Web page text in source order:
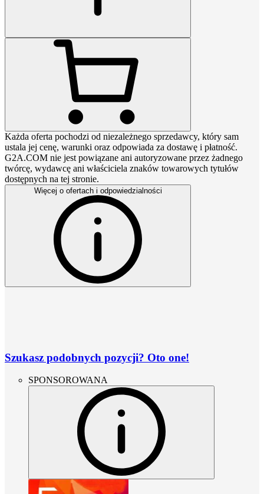
Każda oferta pochodzi od niezależnego sprzedawcy, który sam
ustala jej cenę, warunki oraz odpowiada za dostawę i płatność.
G2A.COM nie jest powiązane ani autoryzowane przez żadnego
twórcę, wydawcę ani właściciela znaków towarowych tytułów
dostępnych na tej stronie.
Więcej o ofertach i odpowiedzialności
Szukasz podobnych pozycji? Oto one!
SPONSOROWANA